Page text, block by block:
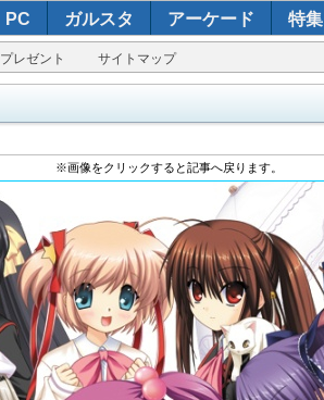
PC ガルスタ アーケード 特集
プレゼント サイトマップ
※画像をクリックすると記事へ戻ります。